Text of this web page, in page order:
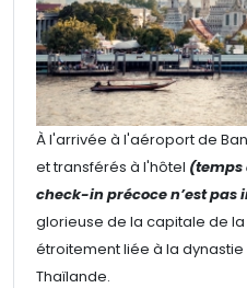
À l'arrivée à l'aéroport de
et transférés à l'hôtel (temps
check-in précoce n’est pas
glorieuse de la capitale de
étroitement liée à la
Thaïlande.